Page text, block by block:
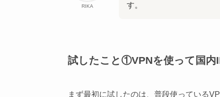
RIKA
す。
試したこと①VPNを使って国内
まず最初に試したのは、普段使っている